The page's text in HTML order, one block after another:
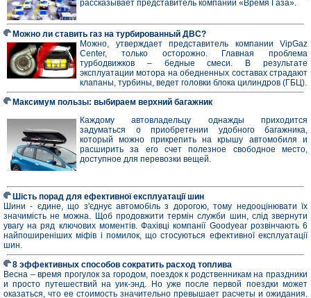
рассказывает представитель компании «Время Газа».
Можно ли ставить газ на турбированный ДВС?
Можно, утверждает представитель компании VipGaz
Center, только осторожно. Главная проблема
турбодвижков – бедные смеси. В результате
эксплуатации мотора на обедненных составах страдают
клапаны, турбины, ведет головки блока цилиндров (ГБЦ).
Максимум пользы: выбираем верхний багажник
Каждому автовладельцу однажды приходится
задуматься о приобретении удобного багажника,
который можно прикрепить на крышу автомобиля и
расширить за его счет полезное свободное место,
доступное для перевозки вещей.
Шість порад для ефективної експлуатації шин
Шини - єдине, що з'єднує автомобіль з дорогою, тому недооцінювати їх
значимість не можна. Щоб продовжити термін служби шин, слід звернути
увагу на ряд ключових моментів. Фахівці компанії Goodyear розвінчають 6
найпоширеніших міфів і помилок, що стосуються ефективної експлуатації
шин.
8 эффективных способов сократить расход топлива
Весна – время прогулок за городом, поездок к родственникам на праздники
и просто путешествий на уик-энд. Но уже после первой поездки может
оказаться, что ее стоимость значительно превышает расчеты и ожидания.